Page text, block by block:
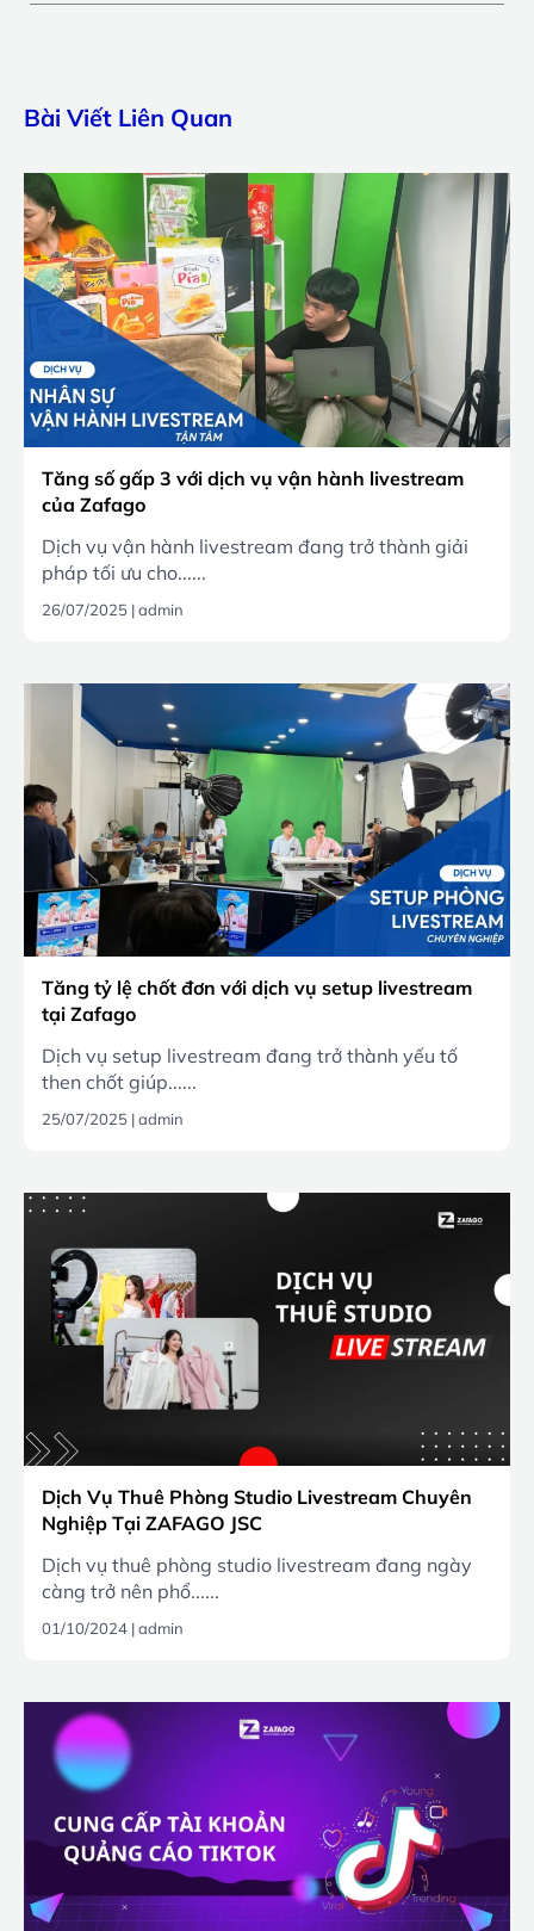
Bài Viết Liên Quan
Tăng số gấp 3 với dịch vụ vận hành livestream
của Zafago
Dịch vụ vận hành livestream đang trở thành giải
pháp tối ưu cho......
26/07/2025 |admin
Tăng tỷ lệ chốt đơn với dịch vụ setup livestream
tại Zafago
Dịch vụ setup livestream đang trở thành yếu tố
then chốt giúp......
25/07/2025 |admin
Dịch Vụ Thuê Phòng Studio Livestream Chuyên
Nghiệp Tại ZAFAGO JSC
Dịch vụ thuê phòng studio livestream đang ngày
càng trở nên phổ......
01/10/2024 |admin